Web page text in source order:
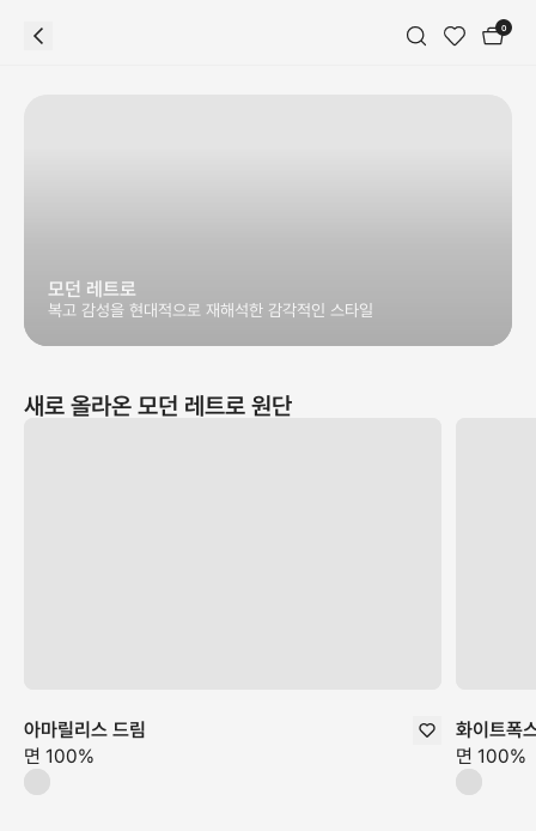
0
모던 레트로
복고 감성을 현대적으로 재해석한 감각적인 스타일
새로 올라온 모던 레트로 원단
아마릴리스 드림
면 100%
화이트폭
면 100%